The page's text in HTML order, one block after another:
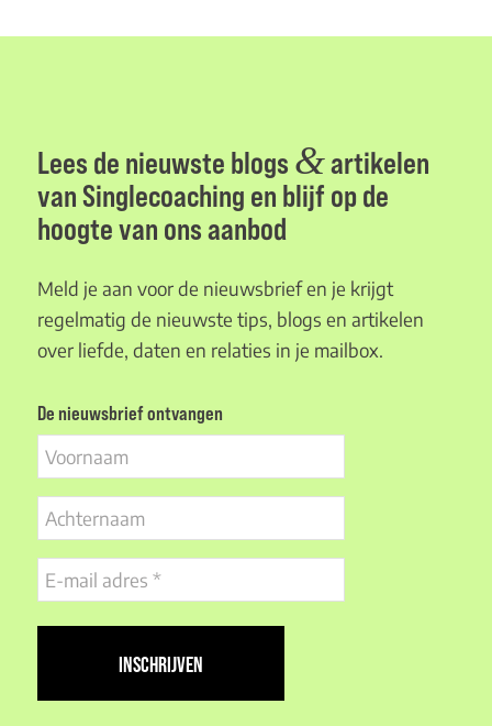
Lees de nieuwste blogs &artikelen
van Singlecoaching en blijf op de
hoogte van ons aanbod
Meld je aan voor de nieuwsbrief en je krijgt
regelmatig de nieuwste tips, blogs en artikelen
over liefde, daten en relaties in je mailbox.
De nieuwsbrief ontvangen
Voornaam
Achternaam
E-
mail
adres